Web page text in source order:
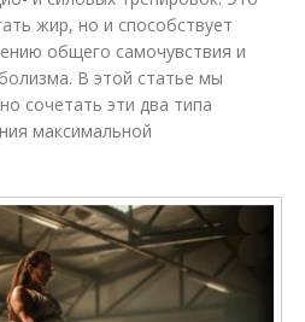
жир, но и способствует
общего самочувствия и
В этой статье мы
сочетать эти два типа
максимальной